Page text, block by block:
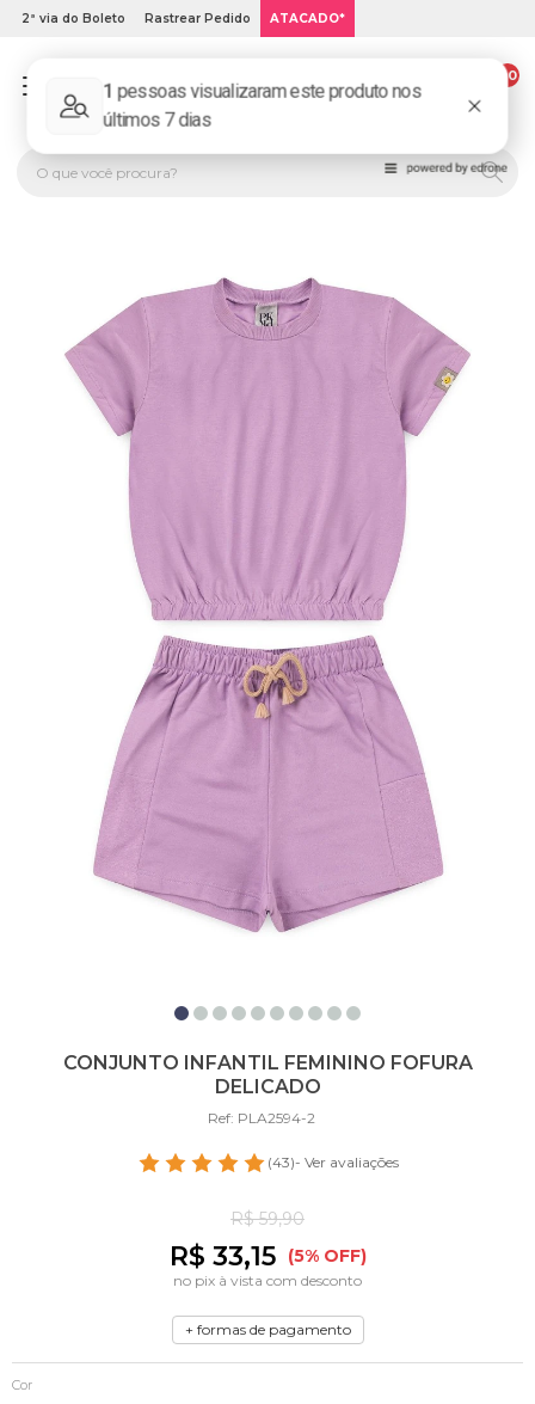
2ª via do Boleto Rastrear Pedido ATACADO*
PLATINUM KIDS: LOJA DE ROUPA INFANTIL ONLINE.
00
CONJUNTO INFANTIL FEMININO FOFURA
DELICADO
Ref: PLA2594-2
(43)- Ver avaliações
R$ 59,90
R$ 33,15 (5% OFF)
no pix à vista com desconto
+ formas de pagamento
Cor